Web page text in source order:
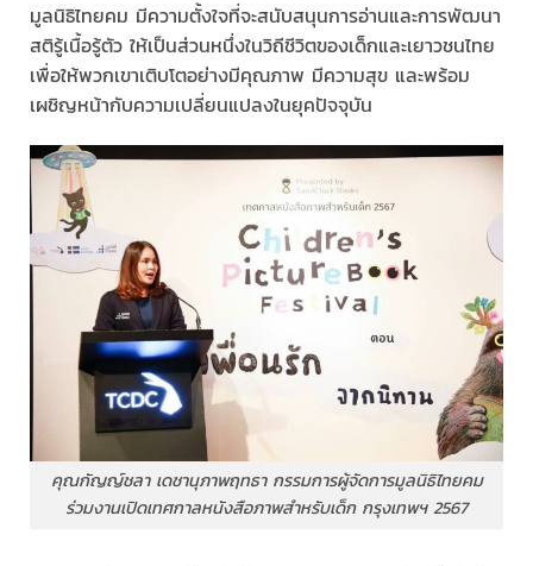
มูลนิธิไทยคม มีความตั้งใจที่จะสนับสนุนการอ่านและการพัฒนา
สติรู้เนื้อรู้ตัว ให้เป็นส่วนหนึ่งในวิถีชีวิตของเด็กและเยาวชนไทย
เพื่อให้พวกเขาเติบโตอย่างมีคุณภาพ มีความสุข และพร้อม
เผชิญหน้ากับความเปลี่ยนแปลงในยุคปัจจุบัน
คุณกัญญ์ชลา เดชานุภาพฤทธา กรรมการผู้จัดการมูลนิธิไทยคม
ร่วมงานเปิดเทศกาลหนังสือภาพสำหรับเด็ก กรุงเทพฯ 2567